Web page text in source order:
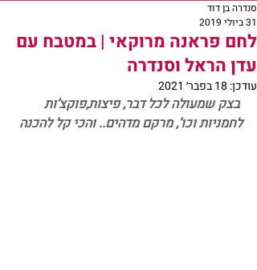
לחם פראנה מרוקאי | במטבח עם
עדן הראל וסנדרה
סנדרה בן דוד
31 ביולי 2019
עודכן: 18 בפבר׳ 2021
בצק שמעולה לכל דבר, פיצות,פוקצ’ות
לחמניות וכו’, מרקם מדהים.. והכי קל להכנה